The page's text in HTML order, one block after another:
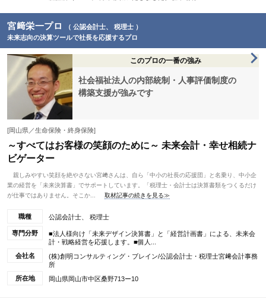
宮﨑栄一プロ
（ 公認会計士、 税理士 ）
未来志向の決算ツールで社長を応援するプロ
このプロの一番の強み
社会福祉法人の内部統制・人事評価制度の
構築支援が強みです
[岡山県／生命保険・終身保険]
～すべてはお客様の笑顔のために～ 未来会計・幸せ相続ナ
ビゲーター
親しみやすい笑顔を絶やさない宮﨑さんは、自ら「中小の社長の応援団」と名乗り、中小企
業の経営を「未来決算書」でサポートしています。「税理士・会計士は決算書類をつくるだけ
が仕事ではありません。そこか...
取材記事の続きを見る≫
職種 公認会計士、 税理士
専門分野
■法人様向け「未来デザイン決算書」と「経営計画書」による、未来会
計・戦略経営を応援します。■個人...
会社名
(株)創明コンサルティング・ブレイン/公認会計士・税理士宮﨑会計事務
所
所在地
岡山県岡山市中区桑野713ー10